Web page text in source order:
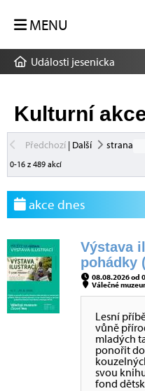
MENU
Události jesenicka
Kulturní
Předchozí| Další strana
0-16 z 489 akcí
akce dnes
Výstava
pohádky
08.08.2026 od
Válečné
Lesní
vůně
mladých
ponořit
svou
fond